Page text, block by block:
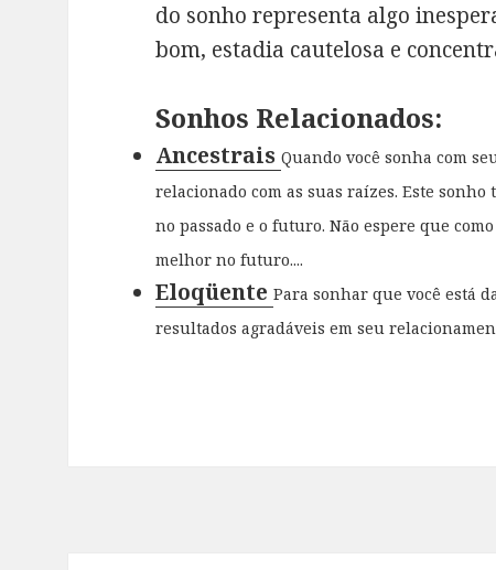
do sonho representa algo
bom, estadia cautelosa e
Sonhos Relacionados:
AncestraisQuando você sonha com
relacionado com as suas raízes. Este
no passado e o futuro. Não espere que
melhor no futuro....
EloqüentePara sonhar que você está
resultados agradáveis em seu